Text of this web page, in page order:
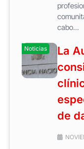
cabo...
Noticias
La
de